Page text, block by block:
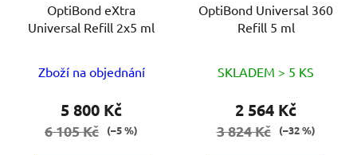
OptiBond eXtra
Universal Refill 2x5 ml
Zboží na objednání
5 800 Kč
6 105 Kč (–5 %)
OptiBond Universal 360
Refill 5 ml
SKLADEM > 5 KS
2 564 Kč
3 824 Kč (–32 %)